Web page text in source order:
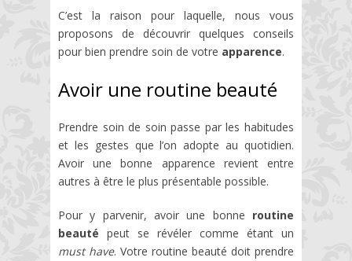
C’est la raison pour laquelle, nous vous
proposons de découvrir quelques conseils
pour bien prendre soin de votre apparence.
Avoir une routine beauté
Prendre soin de soin passe par les habitudes
et les gestes que l’on adopte au quotidien.
Avoir une bonne apparence revient entre
autres à être le plus présentable possible.
Pour y parvenir, avoir une bonne routine
beauté peut se révéler comme étant un
must have. Votre routine beauté doit prendre